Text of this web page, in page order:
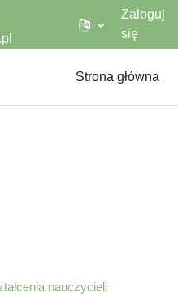
Zaloguj
się
Strona główna
nauczycieli